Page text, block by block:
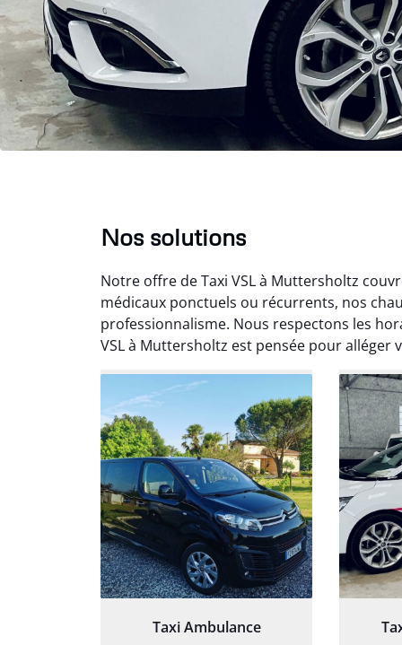
Nos solutions
Notre offre de Taxi VSL à Muttersholtz
médicaux ponctuels ou récurrents, nos
professionnalisme. Nous respectons les
VSL à Muttersholtz est pensée pour alléger
Taxi Ambulance
Très
tout